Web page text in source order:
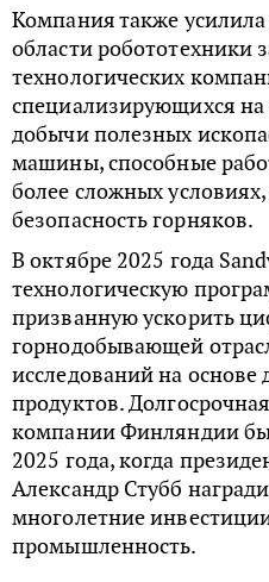
Компания также
области робототехники
технологических
специализирующихся
добычи полезных
машины, способные
более сложных
безопасность горняков.
В октябре 2025 года
технологическую
призванную ускорить
горнодобывающей
исследований на
продуктов.
компании Финляндии
2025 года, когда
Александр Стубб
многолетние
промышленность.